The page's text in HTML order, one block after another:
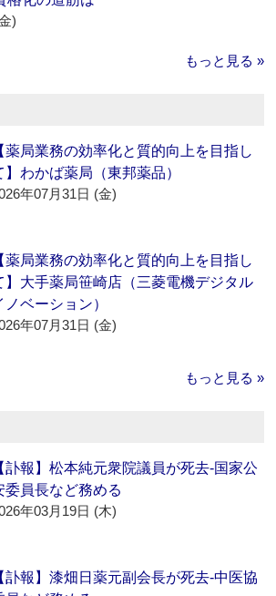
)
もっと見る »
薬局業務の効率化と質的向上を目指し
】わかば薬局（東邦薬品）
年07月31日 (金)
薬局業務の効率化と質的向上を目指し
】大手薬局笹崎店（三菱電機デジタル
ノベーション）
年07月31日 (金)
もっと見る »
訃報】松本純元衆院議員が死去‐国家公
委員長など務める
年03月19日 (木)
訃報】漆畑日薬元副会長が死去‐中医協